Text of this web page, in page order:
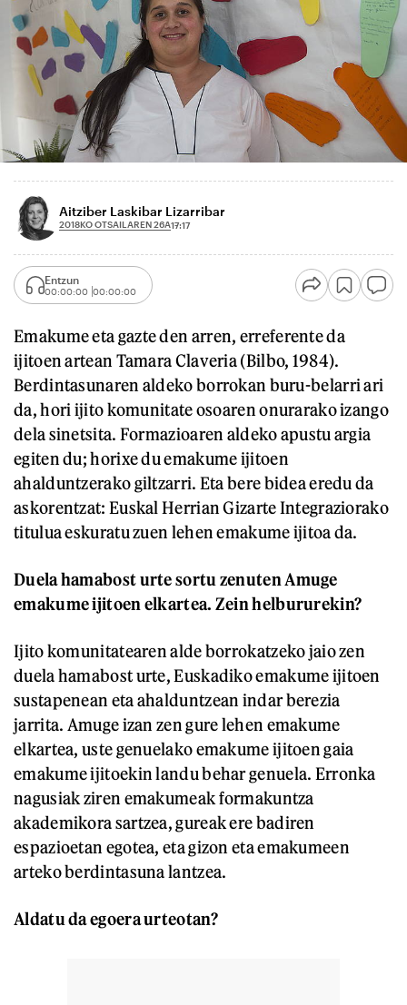
Aitziber Laskibar Lizarribar
2018KO OTSAILAREN 26A17:17
Entzun
00:00:00 00:00:00
Emakume eta gazte den arren, erreferente da
ijitoen artean Tamara Claveria (Bilbo, 1984).
Berdintasunaren aldeko borrokan buru-belarri ari
da, hori ijito komunitate osoaren onurarako izango
dela sinetsita. Formazioaren aldeko apustu argia
egiten du; horixe du emakume ijitoen
ahalduntzerako giltzarri. Eta bere bidea eredu da
askorentzat: Euskal Herrian Gizarte Integraziorako
titulua eskuratu zuen lehen emakume ijitoa da.
Duela hamabost urte sortu zenuten Amuge
emakume ijitoen elkartea. Zein helbururekin?
Ijito komunitatearen alde borrokatzeko jaio zen
duela hamabost urte, Euskadiko emakume ijitoen
sustapenean eta ahalduntzean indar berezia
jarrita. Amuge izan zen gure lehen emakume
elkartea, uste genuelako emakume ijitoen gaia
emakume ijitoekin landu behar genuela. Erronka
nagusiak ziren emakumeak formakuntza
akademikora sartzea, gureak ere badiren
espazioetan egotea, eta gizon eta emakumeen
arteko berdintasuna lantzea.
Aldatu da egoera urteotan?